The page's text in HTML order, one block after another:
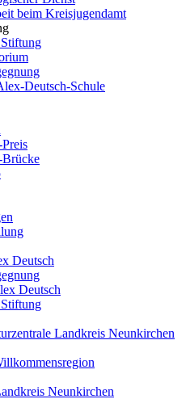
beim Kreisjugendamt
Deutsch-Schule
Deutsch
Deutsch
Landkreis Neunkirchen
Neunkirchen